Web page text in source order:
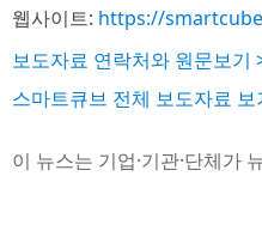
웹사이트: https://
보도자료 연락처와 원문보기
스마트큐브 전체 보도자료 보
이 뉴스는 기업·기관·단체가